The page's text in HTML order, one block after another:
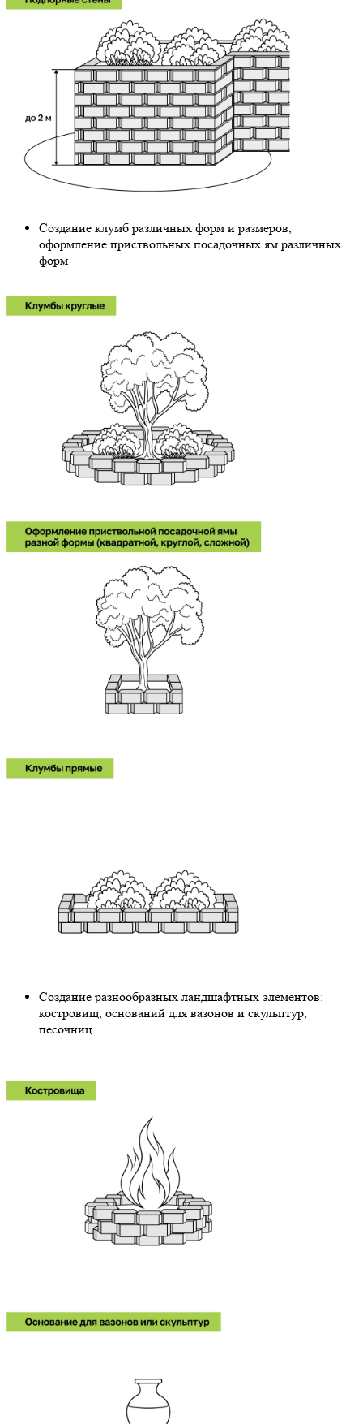
Создание клумб различных форм и размеров,
оформление приствольных посадочных ям различных
форм
Создание разнообразных ландшафтных элементов:
костровищ, оснований для вазонов и скульптур,
песочниц